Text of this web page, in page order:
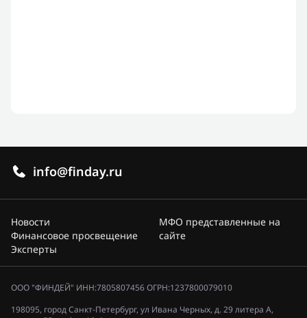
info@finday.ru
Новости
Финансовое просвещение
Эксперты
МФО представленные на
сайте
ООО "ФИНДЕЙ" ИНН:7805807456 ОГРН:1237800079010
198095, город Санкт-Петербург, ул Ивана Черных, д. 29 литера А,